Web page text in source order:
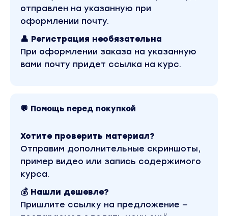
Работа в кадре – главная причина растущего
блога, а подписчики, охваты, клиенты – следствие
и приятные побочные эффекты.
Что нужно от вас, чтобы всё не просто
получилось, но вы как следует кайфанули в
процессе:
Интернет и VPN
Программа:
Упаковка блога:
отправлен на указанную при
оформлении почту.
👤 Регистрация необязательна
При оформлении заказа на указанную
вами почту придет ссылка на курс.
💬 Помощь перед покупкой
Хотите проверить материал?
Отправим дополнительные скриншоты,
пример видео или запись содержимого
курса.
💰 Нашли дешевле?
Пришлите ссылку на предложение —